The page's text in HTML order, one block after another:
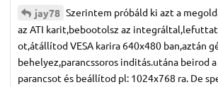
jay78 Szerintem próbáld ki azt a
az ATI karit,bebootolsz az
ot,átállítod VESA karira 640x480 ban,aztán
behelyez,parancssoros inditás.utána beirod
parancsot és beállítod pl: 1024x768 ra. De